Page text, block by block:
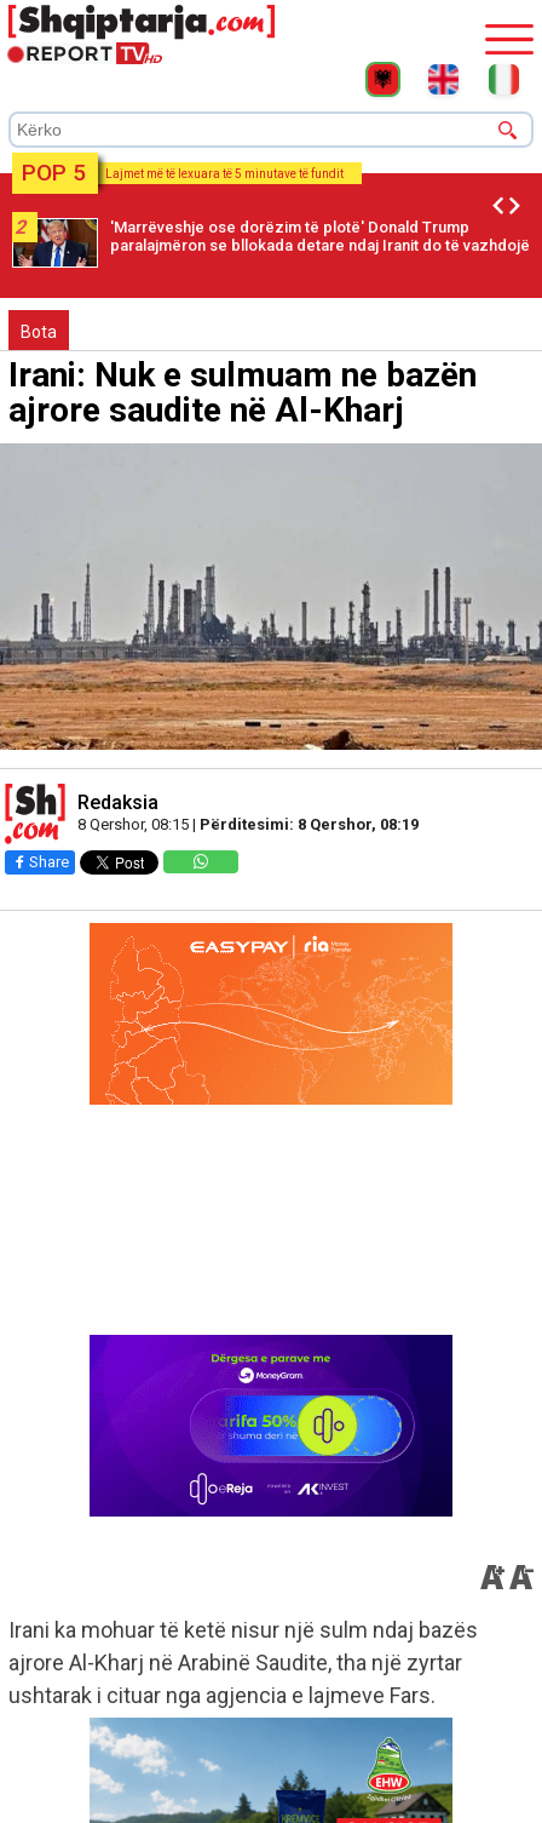
POP 5 Lajmet më të lexuara të 5 minutave të fundit
2
'Marrëveshje ose dorëzim të plotë' Donald Trump
paralajmëron se bllokada detare ndaj Iranit do të vazhdojë
Bota
Irani: Nuk e sulmuam ne bazën
ajrore saudite në Al-Kharj
Redaksia
8 Qershor, 08:15 | Përditesimi: 8 Qershor, 08:19
Share
Irani ka mohuar të ketë nisur një sulm ndaj bazës
ajrore Al-Kharj në Arabinë Saudite, tha një zyrtar
ushtarak i cituar nga agjencia e lajmeve Fars.